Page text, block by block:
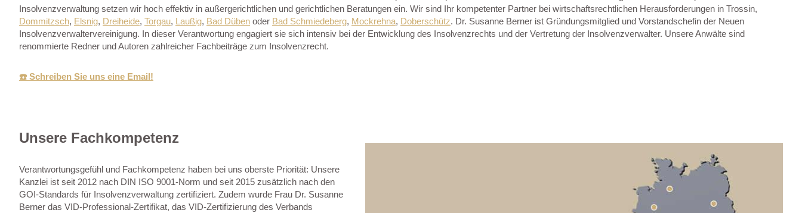
Insolvenzverwaltung setzen wir hoch effektiv in außergerichtlichen und gerichtlichen Beratungen ein. Wir sind Ihr kompetenter Partner bei wirtschaftsrechtlichen Herausforderungen in Trossin,
Dommitzsch, Elsnig, Dreiheide, Torgau, Laußig, Bad Düben oder Bad Schmiedeberg, Mockrehna, Doberschütz. Dr. Susanne Berner ist Gründungsmitglied und Vorstandschefin der Neuen
Insolvenzverwaltervereinigung. In dieser Verantwortung engagiert sie sich intensiv bei der Entwicklung des Insolvenzrechts und der Vertretung der Insolvenzverwalter. Unsere Anwälte sind
renommierte Redner und Autoren zahlreicher Fachbeiträge zum Insolvenzrecht.
☎️ Schreiben Sie uns eine Email!
Unsere Fachkompetenz
Verantwortungsgefühl und Fachkompetenz haben bei uns oberste Priorität: Unsere
Kanzlei ist seit 2012 nach DIN ISO 9001-Norm und seit 2015 zusätzlich nach den
GOI-Standards für Insolvenzverwaltung zertifiziert. Zudem wurde Frau Dr. Susanne
Berner das VID-Professional-Zertifikat, das VID-Zertifizierung des Verbands